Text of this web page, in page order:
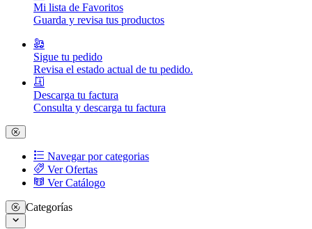
Mi lista de Favoritos
Guarda y revisa tus productos
Sigue tu pedido
Revisa el estado actual de tu pedido.
Descarga tu factura
Consulta y descarga tu factura
Navegar por categorias
Ver Ofertas
Ver Catálogo
Categorías